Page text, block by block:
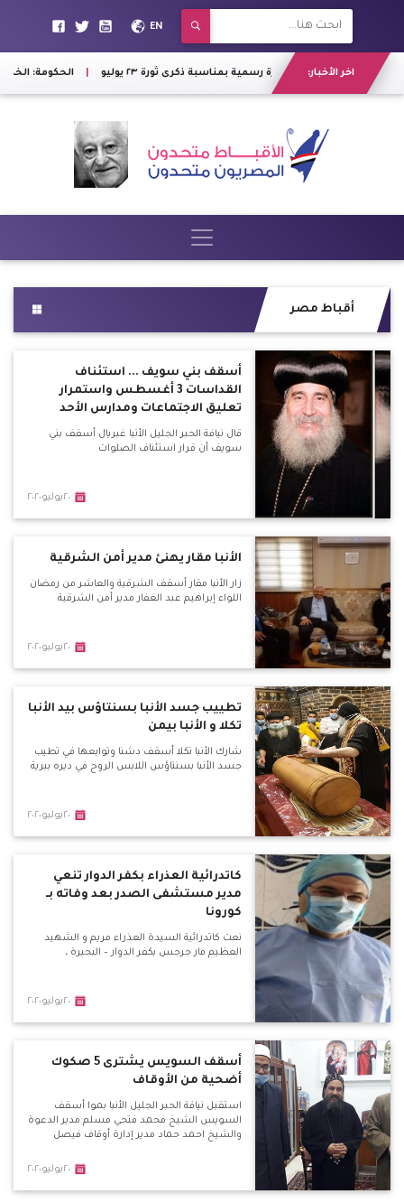
EN
اخر الأخبار:
الخميس المقبل إجازة رسمية بمناسبة ذكرى ثورة ٢٣ يوليو | الحكومة: الخميس المقبل
أقباط مصر
أسقف بني سويف ... استئناف
القداسات 3 أغسطس واستمرار
تعليق الاجتماعات ومدارس الأحد
قال نيافة الحبر الجليل الأنبا غبريال أسقف بني
سويف أن قرار استئناف الصلوات
٢٠يوليو٢٠٢٠
الأنبا مقار يهنئ مدير أمن الشرقية
زار الأنبا مقار أسقف الشرقية والعاشر من رمضان
اللواء إبراهيم عبد الغفار مدير أمن الشرقية
٢٠يوليو٢٠٢٠
تطييب جسد الأنبا بسنتاؤس بيد الأنبا
تكلا و الأنبا بيمن
شارك الأنبا تكلا أسقف دشنا وتوابعها في تطيب
جسد الأنبا بسنتاؤس اللابس الروح في ديره ببرية
٢٠يوليو٢٠٢٠
كاتدرائية العذراء بكفر الدوار تنعي
مدير مستشفى الصدر بعد وفاته بـ
كورونا
نعت كاتدرائية السيدة العذراء مريم و الشهيد
العظيم مار جرجس بكفر الدوار – البحيرة ،
٢٠يوليو٢٠٢٠
أسقف السويس يشترى 5 صكوك
أضحية من الأوقاف
استقبل نيافة الحبر الجليل الأنبا بموا أسقف
السويس الشيخ محمد فتحي مسلم مدير الدعوة
والشيخ احمد حماد مدير إدارة أوقاف فيصل
٢٠يوليو٢٠٢٠